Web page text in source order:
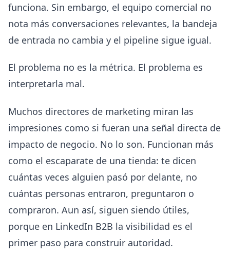
funciona. Sin embargo, el equipo comercial no
nota más conversaciones relevantes, la bandeja
de entrada no cambia y el pipeline sigue igual.
El problema no es la métrica. El problema es
interpretarla mal.
Muchos directores de marketing miran las
impresiones como si fueran una señal directa de
impacto de negocio. No lo son. Funcionan más
como el escaparate de una tienda: te dicen
cuántas veces alguien pasó por delante, no
cuántas personas entraron, preguntaron o
compraron. Aun así, siguen siendo útiles,
porque en LinkedIn B2B la visibilidad es el
primer paso para construir autoridad.